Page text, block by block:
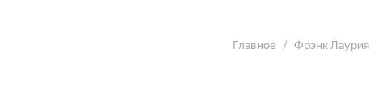
Главное Фрэнк Лаурия